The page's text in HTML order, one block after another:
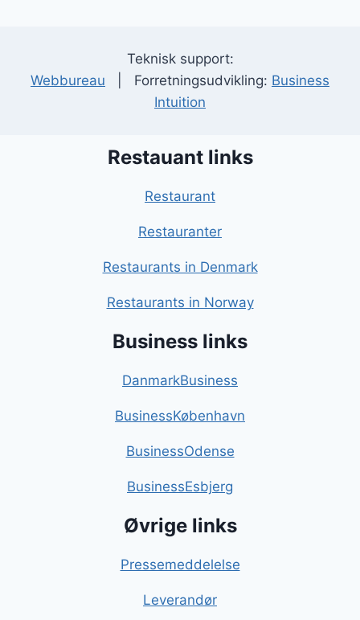
Teknisk support:
Webbureau | Forretningsudvikling: Business
Intuition
Restauant links
Restaurant
Restauranter
Restaurants in Denmark
Restaurants in Norway
Business links
DanmarkBusiness
BusinessKøbenhavn
BusinessOdense
BusinessEsbjerg
Øvrige links
Pressemeddelelse
Leverandør